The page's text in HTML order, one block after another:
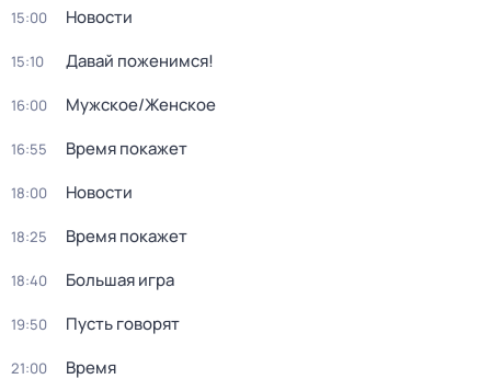
15:00 Новости
15:10 Давай поженимся!
16:00 Мужское/Женское
16:55 Время покажет
18:00 Новости
18:25 Время покажет
18:40 Большая игра
19:50 Пусть говорят
21:00 Время